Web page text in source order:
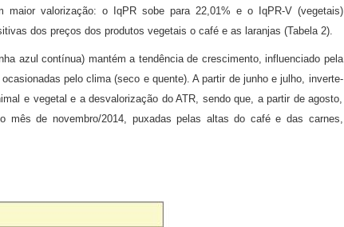
maior valorização: o IqPR sobe para 22,01% e o IqPR-V (vegetais)
dos preços dos produtos vegetais o café e as laranjas (Tabela 2).
azul contínua) mantém a tendência de crescimento, influenciado pela
pelo clima (seco e quente). A partir de junho e julho, inverte-
e vegetal e a desvalorização do ATR, sendo que, a partir de agosto,
de novembro/2014, puxadas pelas altas do café e das carnes,